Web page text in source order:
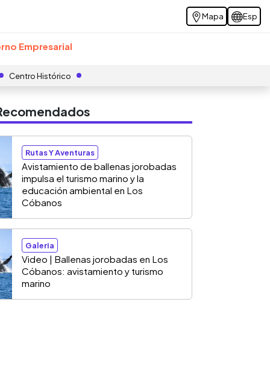
Mapa Esp
Empresarial
Centro Histórico
Rutas Y Aventuras
Avistamiento de ballenas jorobadas
impulsa el turismo marino y la
educación ambiental en Los
Cóbanos
Galeria
Video | Ballenas jorobadas en Los
Cóbanos: avistamiento y turismo
marino